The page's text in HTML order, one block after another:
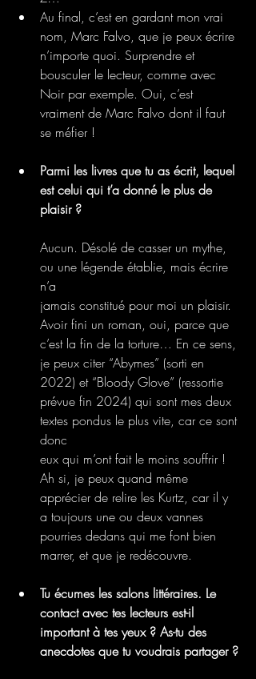
Au final, c’est en gardant mon vrai
nom, Marc Falvo, que je peux écrire
n’importe quoi. Surprendre et
bousculer le lecteur, comme avec
Noir par exemple. Oui, c’est
vraiment de Marc Falvo dont il faut
se méfier !
Parmi les livres que tu as écrit, lequel
est celui qui t’a donné le plus de
plaisir ?
Aucun. Désolé de casser un mythe,
ou une légende établie, mais écrire
n’a
jamais constitué pour moi un plaisir.
Avoir fini un roman, oui, parce que
c’est la fin de la torture… En ce sens,
je peux citer “Abymes” (sorti en
2022) et “Bloody Glove” (ressortie
prévue fin 2024) qui sont mes deux
textes pondus le plus vite, car ce sont
donc
eux qui m’ont fait le moins souffrir !
Ah si, je peux quand même
apprécier de relire les Kurtz, car il y
a toujours une ou deux vannes
pourries dedans qui me font bien
marrer, et que je redécouvre.
Tu écumes les salons littéraires. Le
contact avec tes lecteurs est-il
important à tes yeux ? As-tu des
anecdotes que tu voudrais partager ?